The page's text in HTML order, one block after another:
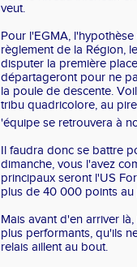
veut.
Pour l'EGMA,
règlement de la Région,
disputer la première
départageront pour ne
la poule de descente.
tribu quadricolore, au
'équipe se retrouvera à
Il faudra donc se battre
dimanche, vous l'avez
principaux seront l'US
plus de 40 000 points au
Mais avant d'en arriver
plus performants, qu'ils
relais aillent au bout.